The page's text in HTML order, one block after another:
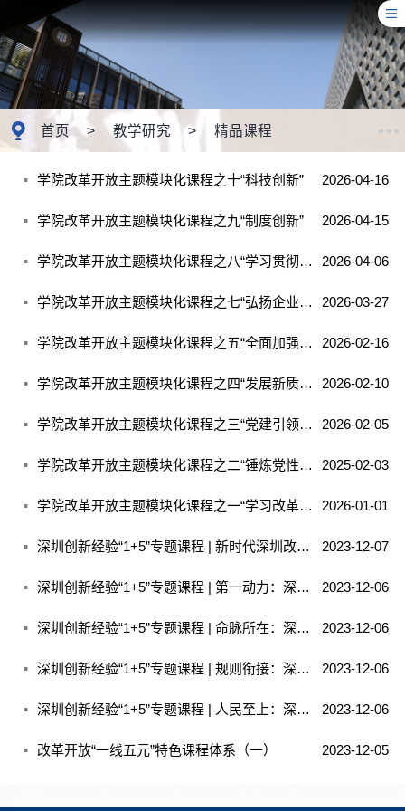
首页 > 教学研究 > 精品课程
2026-04-16
学院改革开放主题模块化课程之十“科技创新”
2026-04-15
学院改革开放主题模块化课程之九“制度创新”
2026-04-06
学院改革开放主题模块化课程之八“学习贯彻乡村振兴战略 践行新时代‘三农’使命”
2026-03-27
学院改革开放主题模块化课程之七“弘扬企业家精神，推动企业高质量发展”
2026-02-16
学院改革开放主题模块化课程之五“全面加强党的领导和党的建设”
2026-02-10
学院改革开放主题模块化课程之四“发展新质生产力”
2026-02-05
学院改革开放主题模块化课程之三“党建引领基层治理”
2025-02-03
学院改革开放主题模块化课程之二“锤炼党性修养 坚持改革攻坚”
2026-01-01
学院改革开放主题模块化课程之一“学习改革开放史 弘扬伟大改革开放精神”
2023-12-07
深圳创新经验“1+5”专题课程 | 新时代深圳改革开放的创新探索和成功经验
2023-12-06
深圳创新经验“1+5”专题课程 | 第一动力：深圳建立全过程创新生态链的成功实践
2023-12-06
深圳创新经验“1+5”专题课程 | 命脉所在：深圳促进实体经济高质量发展的成功实践
2023-12-06
深圳创新经验“1+5”专题课程 | 规则衔接：深圳构建制度性开放新格局的成功实践
2023-12-06
深圳创新经验“1+5”专题课程 | 人民至上：深圳创建优质均衡公共服务体制的成功实践
2023-12-05
改革开放“一线五元”特色课程体系（一）